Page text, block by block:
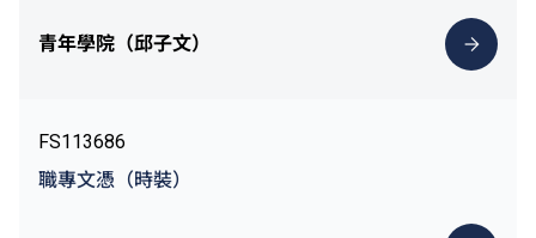
青年學院（邱子文）
FS113686
職專文憑（時裝）